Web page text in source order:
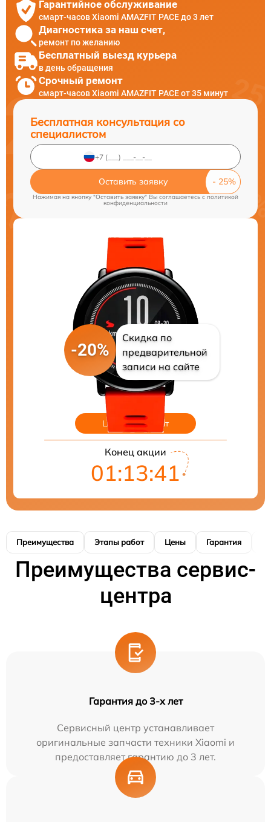
Гарантийное обслуживание
смарт-часов Xiaomi AMAZFIT PACE до 3 лет
Диагностика за наш счет,
ремонт по желанию
Бесплатный выезд курьера
в день обращения
Срочный ремонт
смарт-часов Xiaomi AMAZFIT PACE от 35 минут
Бесплатная консультация со
специалистом
Оставить заявку
Нажимая на кнопку "Оставить заявку" Вы соглашаетесь cполитикой
конфиденциальности
-20%
Скидка по
предварительной
записи на сайте
Цены на ремонт
Конец акции
01:13:40
Преимущества Этапы работ Цены Гарантия
Преимущества сервис-
центра
Гарантия до 3-х лет
Сервисный центр устанавливает
оригинальные запчасти техники Xiaomi и
предоставляет гарантию до 3 лет.